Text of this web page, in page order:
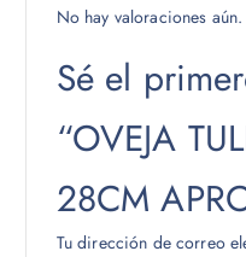
No hay valoraciones aún.
Sé el
“OVEJA
28CM
Tu dirección de correo